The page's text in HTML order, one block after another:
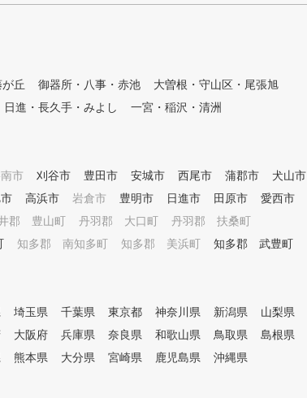
丘 御器所・八事・赤池
大曽根・守山区・尾張旭
日進・長久手・みよし
一宮・稲沢・清洲
市 刈谷市 豊田市 安城市 西尾市 蒲郡市
犬山市
高浜市 岩倉市 豊明市 日進市 田原市
愛西市
郡 豊山町 丹羽郡 大口町
丹羽郡 扶桑町
知多郡 南知多町 知多郡 美浜町
知多郡 武豊町
埼玉県 千葉県 東京都 神奈川県 新潟県
山梨県
大阪府 兵庫県 奈良県 和歌山県 鳥取県
島根県
熊本県 大分県 宮崎県 鹿児島県 沖縄県